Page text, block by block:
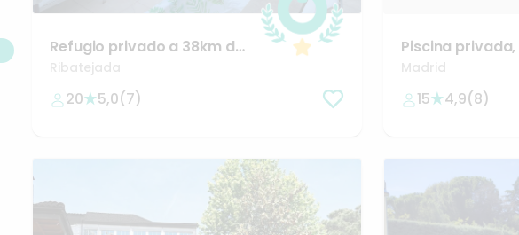
Refugio privado a 38km de
la Puertadel
Ribatejada
20 5,0(7)
Piscina privada​,​
Madrid
15 4,9(8)